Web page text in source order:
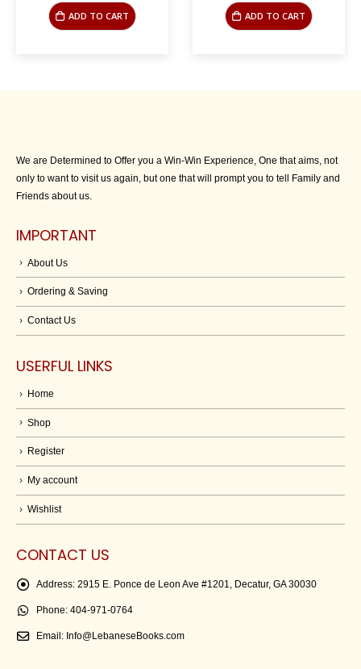
$49.95.
is:
$15.00.
ADD TO CART
$75.00.
is:
$35.00.
ADD TO CART
We are Determined to Offer you a Win-Win Experience, One that aims, not
only to want to visit us again, but one that will prompt you to tell Family and
Friends about us.
IMPORTANT
About Us
Ordering & Saving
Contact Us
USERFUL LINKS
Home
Shop
Register
My account
Wishlist
CONTACT US
Address: 2915 E. Ponce de Leon Ave #1201, Decatur, GA 30030
Phone: 404-971-0764
Email: Info@LebaneseBooks.com